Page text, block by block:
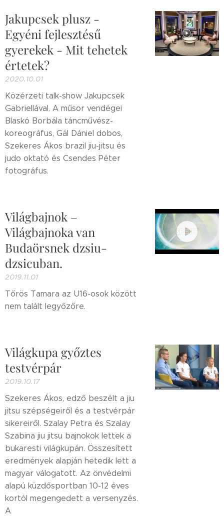
Jakupcsek plusz -
Egyéni fejlesztésű
gyerekek - Mit tehetek
értetek?
2020.10.01
Közérzeti talk-show Jakupcsek
Gabriellával. A műsor vendégei
Blaskó Borbála táncművész-
koreográfus, Gál Dániel dobos,
Szekeres Ákos brazil jiu-jitsu és
judo oktató és Csendes Péter
fotográfus.
Világbajnok –
Világbajnoka van
Budaörsnek dzsiu-
dzsicuban.
2019.11.01
Tőrös Tamara az U16-osok között
nem talált legyőzőre.
Világkupa győztes
testvérpár
2019.10.17
Szekeres Ákos, edző beszélt a jiu
jitsu szépségeiről és a testvérpár
sikereiről. Szalay Petra és Szalay
Szabina jiu jitsu bajnokok lettek a
bukaresti világkupán. Összesített
eredmények alapján hetedik lett a
magyar válogatott. Az önvédelmi
alapú küzdősportban 10-12 éves
kortól megengedett a versenyzés.
A